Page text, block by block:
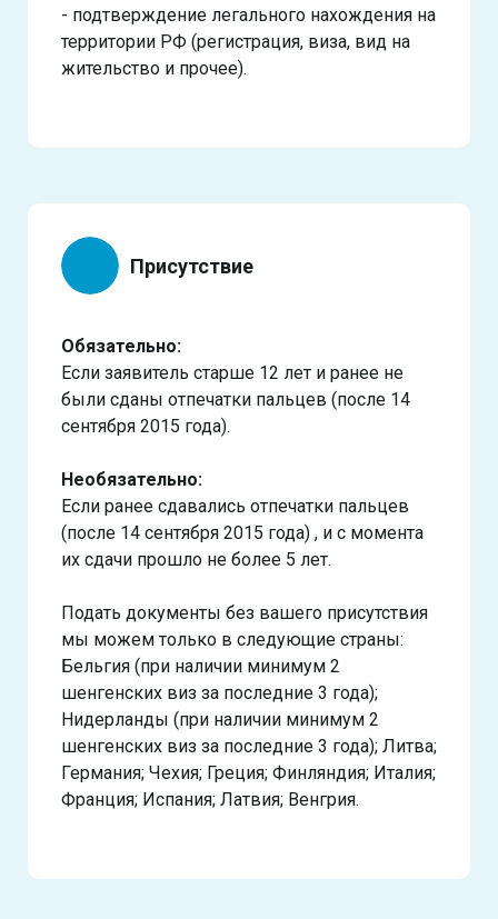
- подтверждение легального нахождения на
территории РФ (регистрация, виза, вид на
жительство и прочее).
Присутствие
Обязательно:
Если заявитель старше 12 лет и ранее не
были сданы отпечатки пальцев (после 14
сентября 2015 года).
Необязательно:
Если ранее сдавались отпечатки пальцев
(после 14 сентября 2015 года) , и с момента
их сдачи прошло не более 5 лет.
Подать документы без вашего присутствия
мы можем только в следующие страны:
Бельгия (при наличии минимум 2
шенгенских виз за последние 3 года);
Нидерланды (при наличии минимум 2
шенгенских виз за последние 3 года); Литва;
Германия; Чехия; Греция; Финляндия; Италия;
Франция; Испания; Латвия; Венгрия.